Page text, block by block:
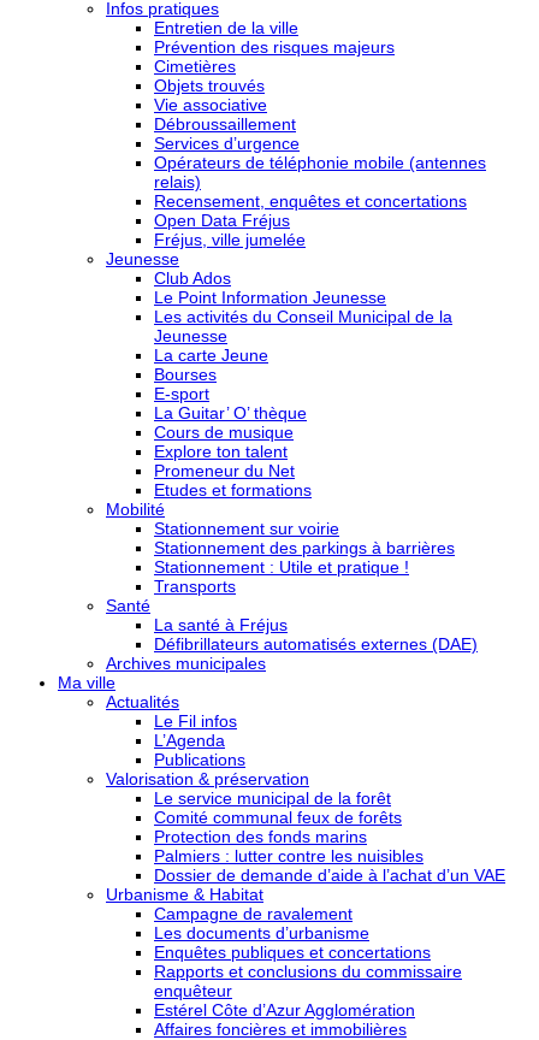
Infos pratiques
Entretien de la ville
Prévention des risques majeurs
Cimetières
Objets trouvés
Vie associative
Débroussaillement
Services d’urgence
Opérateurs de téléphonie mobile (antennes
relais)
Recensement, enquêtes et concertations
Open Data Fréjus
Fréjus, ville jumelée
Jeunesse
Club Ados
Le Point Information Jeunesse
Les activités du Conseil Municipal de la
Jeunesse
La carte Jeune
Bourses
E-sport
La Guitar’ O’ thèque
Cours de musique
Explore ton talent
Promeneur du Net
Etudes et formations
Mobilité
Stationnement sur voirie
Stationnement des parkings à barrières
Stationnement : Utile et pratique !
Transports
Santé
La santé à Fréjus
Défibrillateurs automatisés externes (DAE)
Archives municipales
Ma ville
Actualités
Le Fil infos
L’Agenda
Publications
Valorisation & préservation
Le service municipal de la forêt
Comité communal feux de forêts
Protection des fonds marins
Palmiers : lutter contre les nuisibles
Dossier de demande d’aide à l’achat d’un VAE
Urbanisme & Habitat
Campagne de ravalement
Les documents d’urbanisme
Enquêtes publiques et concertations
Rapports et conclusions du commissaire
enquêteur
Estérel Côte d’Azur Agglomération
Affaires foncières et immobilières